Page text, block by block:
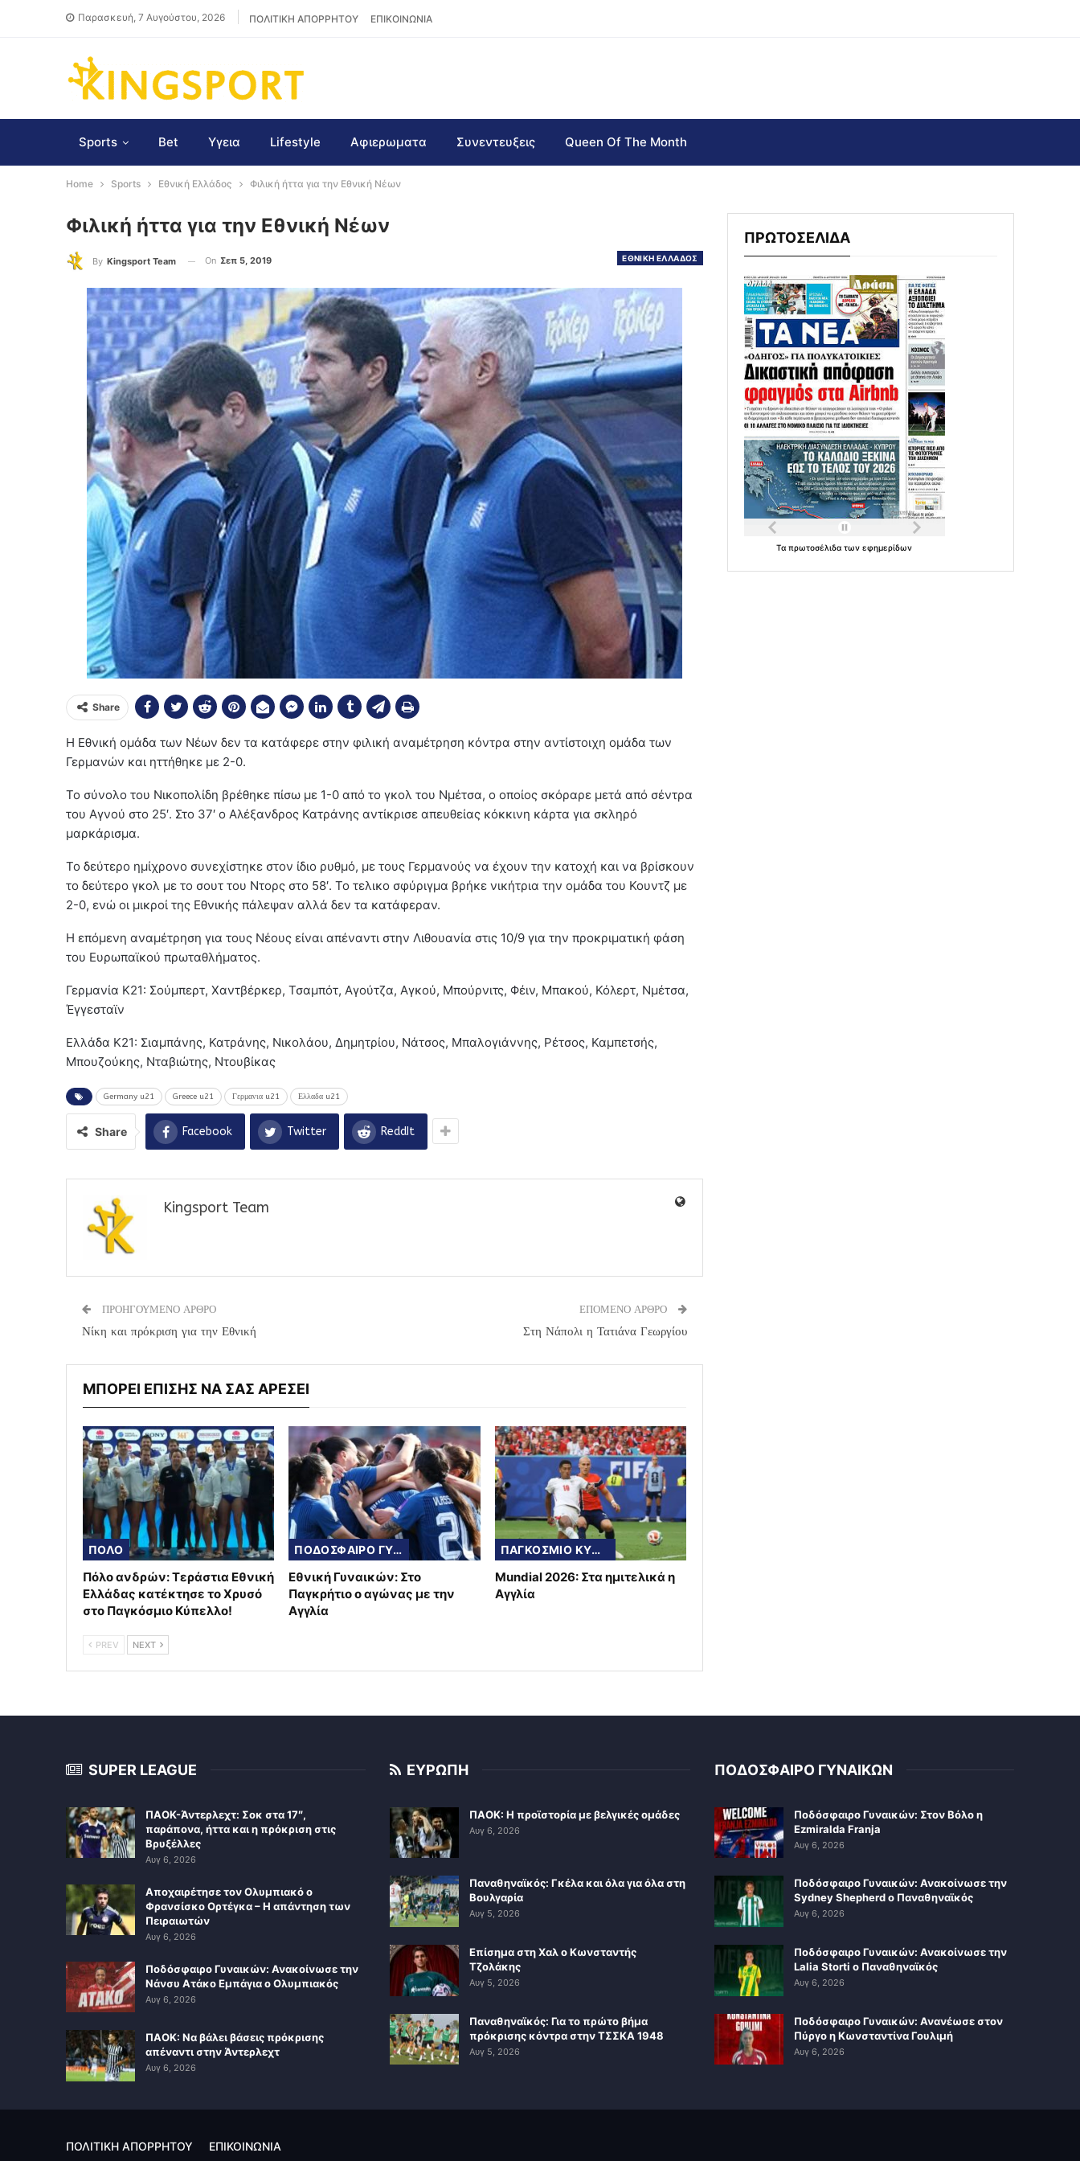
Παρασκευή, 7 Αυγούστου, 2026 ΠΟΛΙΤΙΚΗ ΑΠΟΡΡΗΤΟΥ ΕΠΙΚΟΙΝΩΝΙΑ
Sports Bet Υγεια Lifestyle Αφιερωματα Συνεντευξεις Queen Of The Month
Home Sports Εθνική Ελλάδος Φιλική ήττα για την Εθνική Νέων
Φιλική ήττα για την Εθνική Νέων
ΕΘΝΙΚΗ ΕΛΛΑΔΟΣ
By Kingsport Team On Σεπ 5, 2019
Share
Η Εθνική ομάδα των Νέων δεν τα κατάφερε στην φιλική αναμέτρηση κόντρα στην αντίστοιχη ομάδα των
Γερμανών και ηττήθηκε με 2-0.
Το σύνολο του Νικοπολίδη βρέθηκε πίσω με 1-0 από το γκολ του Νμέτσα, ο οποίος σκόραρε μετά από σέντρα
του Αγνού στο 25′. Στο 37′ ο Αλέξανδρος Κατράνης αντίκρισε απευθείας κόκκινη κάρτα για σκληρό
μαρκάρισμα.
Το δεύτερο ημίχρονο συνεχίστηκε στον ίδιο ρυθμό, με τους Γερμανούς να έχουν την κατοχή και να βρίσκουν
το δεύτερο γκολ με το σουτ του Ντορς στο 58′. Το τελικο σφύριγμα βρήκε νικήτρια την ομάδα του Κουντζ με
2-0, ενώ οι μικροί της Εθνικής πάλεψαν αλλά δεν τα κατάφεραν.
Η επόμενη αναμέτρηση για τους Νέους είναι απέναντι στην Λιθουανία στις 10/9 για την προκριματική φάση
του Ευρωπαϊκού πρωταθλήματος.
Γερμανία Κ21: Σούμπερτ, Χαντβέρκερ, Τσαμπότ, Αγούτζα, Αγκού, Μπούρνιτς, Φέιν, Μπακού, Κόλερτ, Νμέτσα,
Έγγεσταϊν
Ελλάδα Κ21: Σιαμπάνης, Κατράνης, Νικολάου, Δημητρίου, Νάτσος, Μπαλογιάννης, Ρέτσος, Καμπετσής,
Μπουζούκης, Νταβιώτης, Ντουβίκας
Germany u21 Greece u21 Γερμανια u21 Ελλαδα u21
Share Facebook Twitter ReddIt
Kingsport Team
ΠΡΟΗΓΟΥΜΕΝΟ ΑΡΘΡΟ
Νίκη και πρόκριση για την Εθνική
ΕΠΟΜΕΝΟ ΑΡΘΡΟ
Στη Νάπολι η Τατιάνα Γεωργίου
ΜΠΟΡΕΙ ΕΠΙΣΗΣ ΝΑ ΣΑΣ ΑΡΕΣΕΙ
ΠΟΛΟ
Πόλο ανδρών: Τεράστια Εθνική
Ελλάδας κατέκτησε το Χρυσό
στο Παγκόσμιο Κύπελλο!
ΠΟΔΟΣΦΑΙΡΟ ΓΥΝΑΙΚΩΝ
Εθνική Γυναικών: Στο
Παγκρήτιο ο αγώνας με την
Αγγλία
ΠΑΓΚΟΣΜΙΟ ΚΥΠΕΛΛΟ
Mundial 2026: Στα ημιτελικά η
Αγγλία
PREV NEXT
ΠΡΩΤΟΣΕΛΙΔΑ
Ταπρωτοσέλιδατωνεφημερίδων
SUPER LEAGUE
ΠΑΟΚ-Άντερλεχτ: Σοκ στα 17″,
παράπονα, ήττα και η πρόκριση στις
Βρυξέλλες
Αυγ 6, 2026
Αποχαιρέτησε τον Ολυμπιακό ο
Φρανσίσκο Ορτέγκα – Η απάντηση των
Πειραιωτών
Αυγ 6, 2026
Ποδόσφαιρο Γυναικών: Ανακοίνωσε την
Νάνσυ Ατάκο Εμπάγια ο Ολυμπιακός
Αυγ 6, 2026
ΠΑΟΚ: Να βάλει βάσεις πρόκρισης
απέναντι στην Άντερλεχτ
Αυγ 6, 2026
ΕΥΡΩΠΗ
ΠΑΟΚ: Η προϊστορία με βελγικές ομάδες
Αυγ 6, 2026
Παναθηναϊκός: Γκέλα και όλα για όλα στη
Βουλγαρία
Αυγ 5, 2026
Επίσημα στη Χαλ ο Κωνσταντής
Τζολάκης
Αυγ 5, 2026
Παναθηναϊκός: Για το πρώτο βήμα
πρόκρισης κόντρα στην ΤΣΣΚΑ 1948
Αυγ 5, 2026
ΠΟΔΟΣΦΑΙΡΟ ΓΥΝΑΙΚΩΝ
Ποδόσφαιρο Γυναικών: Στον Βόλο η
Ezmiralda Franja
Αυγ 6, 2026
Ποδόσφαιρο Γυναικών: Ανακοίνωσε την
Sydney Shepherd ο Παναθηναϊκός
Αυγ 6, 2026
Ποδόσφαιρο Γυναικών: Ανακοίνωσε την
Lalia Storti ο Παναθηναϊκός
Αυγ 6, 2026
Ποδόσφαιρο Γυναικών: Ανανέωσε στον
Πύργο η Κωνσταντίνα Γουλιμή
Αυγ 6, 2026
ΠΟΛΙΤΙΚΗ ΑΠΟΡΡΗΤΟΥ ΕΠΙΚΟΙΝΩΝΙΑ